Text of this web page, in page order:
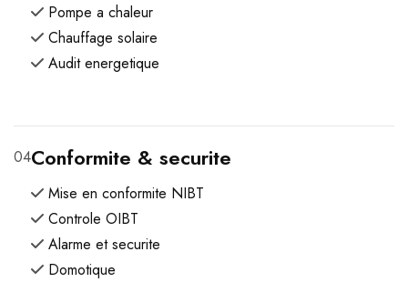
Pompe a chaleur
Chauffage solaire
Audit energetique
04Conformite & securite
Mise en conformite NIBT
Controle OIBT
Alarme et securite
Domotique